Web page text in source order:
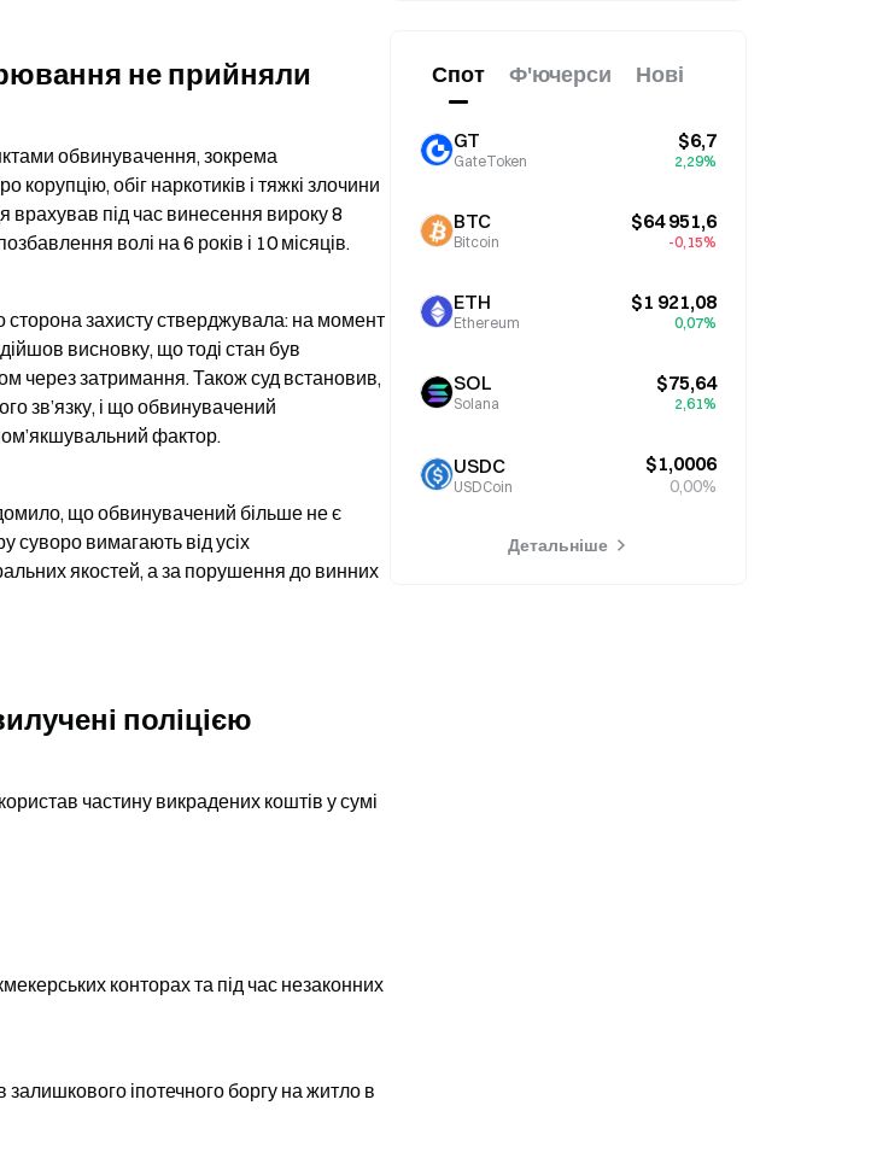
не прийняли
обвинувачення, зокрема
обіг наркотиків і тяжкі злочини
врахував під час винесення вироку 8
волі на 6 років і 10 місяців.
захисту стверджувала: на момент
висновку, що тоді стан був
через затримання. Також суд встановив,
зв’язку, і що обвинувачений
фактор.
що обвинувачений більше не є
суворо вимагають від усіх
якостей, а за порушення до винних
поліцією
частину викрадених коштів у сумі
конторах та під час незаконних
іпотечного боргу на житло в
Спот Ф'ючерси Нові
GT
GateToken
$6,7
2,29%
BTC
Bitcoin
$64 951,6
-0,15%
ETH
Ethereum
$1 921,08
0,07%
SOL
Solana
$75,64
2,61%
USDC
USDCoin
$1,0006
0,00%
Детальніше